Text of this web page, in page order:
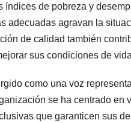
índices de pobreza y
adecuadas agravan la
de calidad también
sus condiciones de
como una voz
se ha centrado
que garanticen sus